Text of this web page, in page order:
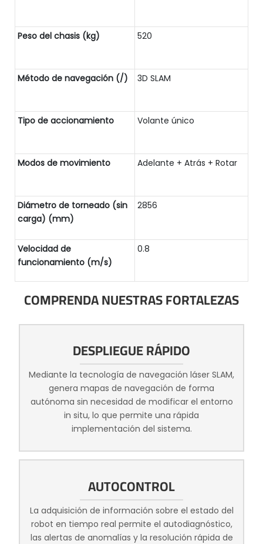
Peso del chasis (kg) 520
Método de navegación (/) 3D SLAM
Tipo de accionamiento Volante único
Modos de movimiento Adelante + Atrás + Rotar
Diámetro de torneado (sin
carga) (mm)
2856
Velocidad de
funcionamiento (m/s)
0.8
COMPRENDA NUESTRAS FORTALEZAS
DESPLIEGUE RÁPIDO
Mediante la tecnología de navegación láser SLAM,
genera mapas de navegación de forma
autónoma sin necesidad de modificar el entorno
in situ, lo que permite una rápida
implementación del sistema.
AUTOCONTROL
La adquisición de información sobre el estado del
robot en tiempo real permite el autodiagnóstico,
las alertas de anomalías y la resolución rápida de